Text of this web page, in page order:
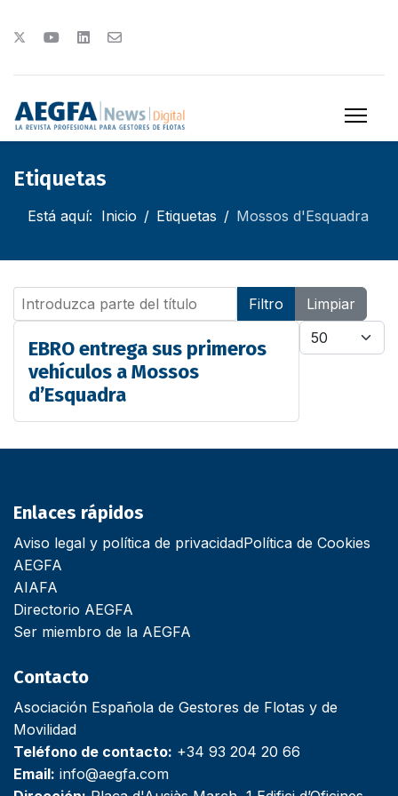
Etiquetas
Está aquí: Inicio Etiquetas Mossos d'Esquadra
Introduzca parte del título Filtro
Limpiar
Cantidad
EBRO entrega sus primeros
vehículos a Mossos
d’Esquadra
Enlaces rápidos
Aviso legal y política de privacidadPolítica de Cookies
AEGFA
AIAFA
Directorio AEGFA
Ser miembro de la AEGFA
Contacto
Asociación Española de Gestores de Flotas y de
Movilidad
Teléfono de contacto: +34 93 204 20 66
Email: info@aegfa.com